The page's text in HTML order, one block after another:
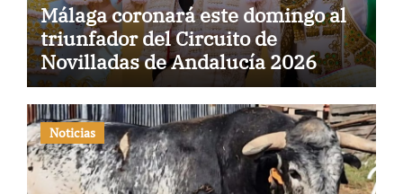
Málaga coronará este domingo al
triunfador del Circuito de
Novilladas de Andalucía 2026
Noticias